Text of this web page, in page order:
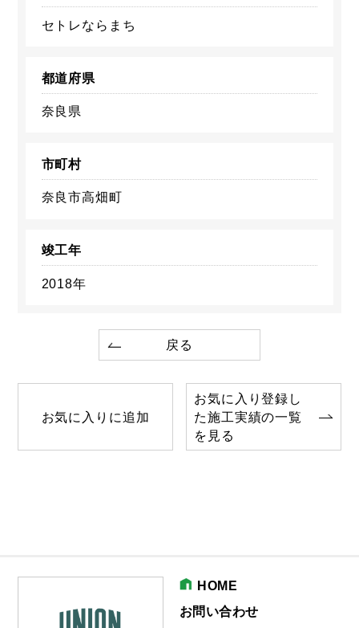
セトレならまち
都道府県
奈良県
市町村
奈良市高畑町
竣工年
2018年
戻る
お気に入りに追加
お気に入り登録し
た施工実績の一覧
を見る
HOME
お問い合わせ